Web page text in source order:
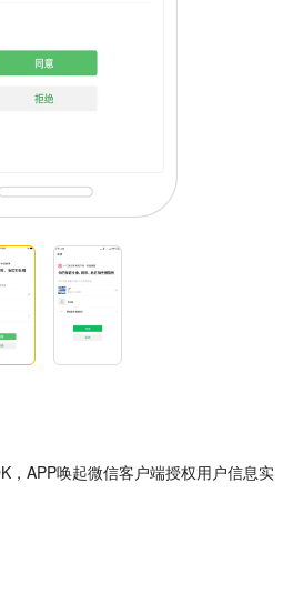
，APP唤起微信客户端授权用户信息实